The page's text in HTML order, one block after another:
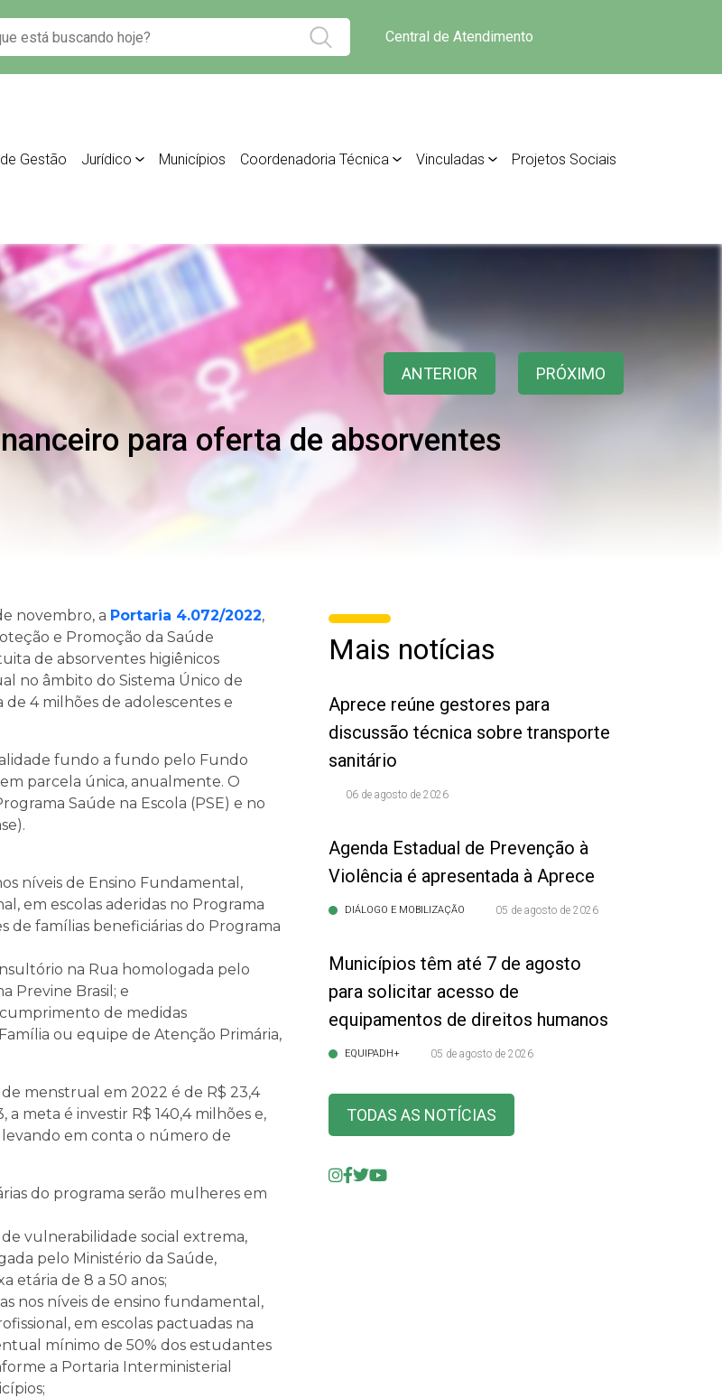
Central de Atendimento
Gestão Jurídico Municípios Coordenadoria Técnica Vinculadas Projetos Sociais
ANTERIOR PRÓXIMO
para oferta de absorventes
novembro, a Portaria 4.072/2022,
e Promoção da Saúde
de absorventes higiênicos
no âmbito do Sistema Único de
de 4 milhões de adolescentes e
fundo a fundo pelo Fundo
parcela única, anualmente. O
Saúde na Escola (PSE) e no
níveis de Ensino Fundamental,
em escolas aderidas no Programa
de famílias beneficiárias do Programa
na Rua homologada pelo
Previne Brasil; e
de medidas
ou equipe de Atenção Primária,
menstrual em 2022 é de R$ 23,4
a meta é investir R$ 140,4 milhões e,
levando em conta o número de
do programa serão mulheres em
vulnerabilidade social extrema,
pelo Ministério da Saúde,
etária de 8 a 50 anos;
nos níveis de ensino fundamental,
em escolas pactuadas na
mínimo de 50% dos estudantes
a Portaria Interministerial
Mais notícias
Aprece reúne gestores para
discussão técnica sobre transporte
sanitário
06 de agosto de 2026
Agenda Estadual de Prevenção à
Violência é apresentada à Aprece
DIÁLOGO E MOBILIZAÇÃO 05 de agosto de 2026
Municípios têm até 7 de agosto
para solicitar acesso de
equipamentos de direitos humanos
EQUIPADH+ 05 de agosto de 2026
TODAS AS NOTÍCIAS